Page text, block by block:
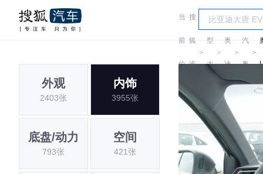
当
前
位
置:
搜
狐
汽
＞
车
型
大
＞
奥
迪
＞
一
汽
奥
＞
外观
2403张
内饰
3955张
底盘/动力
793张
空间
421张